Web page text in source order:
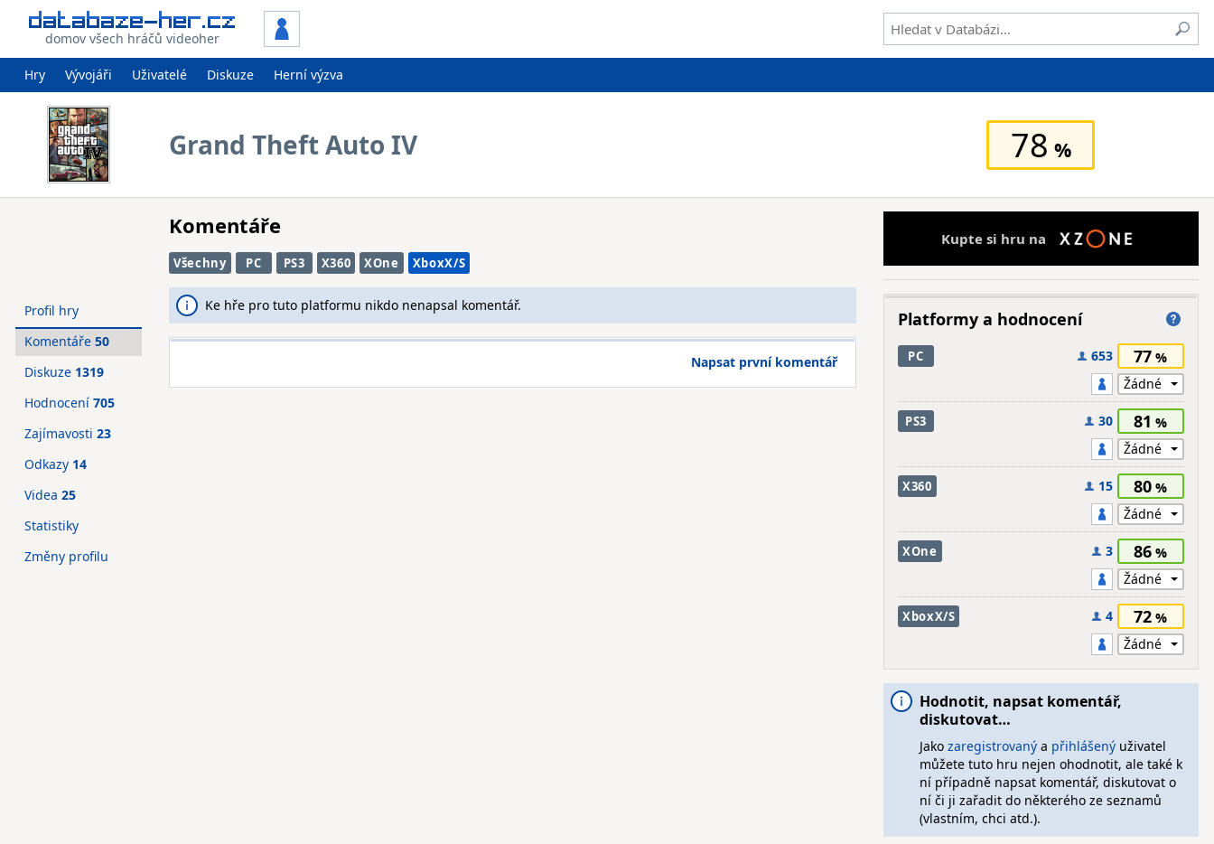
domov všech hráčů videoher
Hry Vývojáři Uživatelé Diskuze Herní výzva
Grand Theft Auto IV 78
Komentáře
Všechny PC PS3 X360 XOne XboxX/S
Ke hře pro tuto platformu nikdo nenapsal komentář.
Napsat první komentář
Profil hry
Komentáře 50
Diskuze 1319
Hodnocení 705
Zajímavosti 23
Odkazy 14
Videa 25
Statistiky
Změny profilu
Kupte si hru na
Platformy a hodnocení
PC 653 77
PS3 30 81
X360 15 80
XOne 3 86
XboxX/S 4 72
Hodnotit, napsat komentář,
diskutovat…
Jako zaregistrovanýa přihlášenýuživatel
můžete tuto hru nejen ohodnotit, ale také k
ní případně napsat komentář, diskutovat o
ní či ji zařadit do některého ze seznamů
(vlastním, chci atd.).